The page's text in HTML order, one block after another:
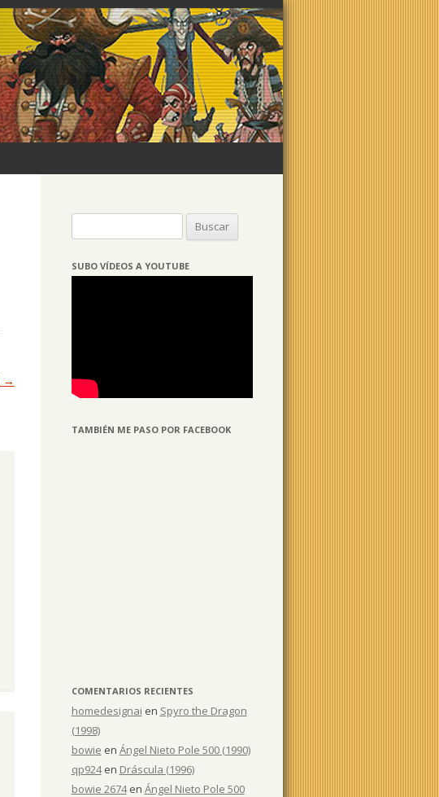
→
SUBO VÍDEOS A YOUTUBE
TAMBIÉN ME PASO POR FACEBOOK
COMENTARIOS RECIENTES
homedesignai en Spyro the Dragon
(1998)
bowie en Ángel Nieto Pole 500 (1990)
qp924en Dráscula (1996)
bowie 2674en Ángel Nieto Pole 500